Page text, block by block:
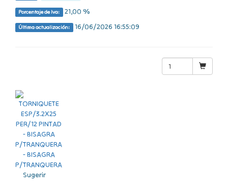
Porcentaje de Iva: 21,00 %
Última actualización: 16/06/2026 16:55:09
Sugerir